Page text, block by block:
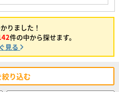
りました！
件の中から探せます。
見る
り込む